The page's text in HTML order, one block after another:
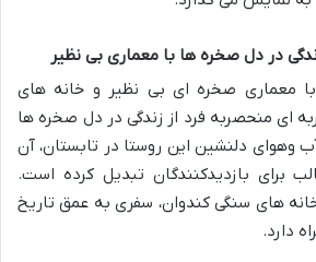
در دل صخره ها با معماری بی نظیر
با معماری صخره ای بی نظیر و خانه های
ای منحصربه فرد از زندگی در دل صخره ها
وهوای دلنشین این روستا در تابستان، آن
برای بازدیدکنندگان تبدیل کرده است.
های سنگی کندوان، سفری به عمق تاریخ
دارد.